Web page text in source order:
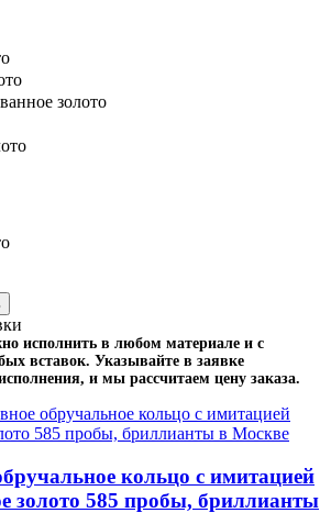
золото
исполнить в любом материале и с
вставок. Указывайте в заявке
и мы рассчитаем цену заказа.
кольцо с имитацией
золото 585 пробы, бриллианты